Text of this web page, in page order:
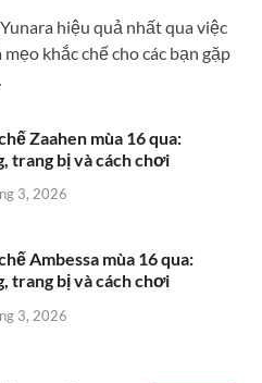
hiệu quả nhất qua việc
khắc chế cho các bạn gặp
Zaahen mùa 16 qua:
trang bị và cách chơi
3, 2026
Ambessa mùa 16 qua:
trang bị và cách chơi
3, 2026